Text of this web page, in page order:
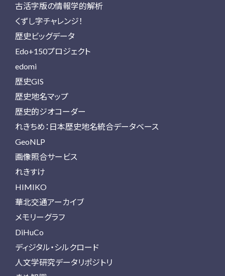
古活字版の情報学的解析
くずし字チャレンジ！
歴史ビッグデータ
Edo+150プロジェクト
edomi
歴史GIS
歴史地名マップ
歴史的ジオコーダー
れきちめ：日本歴史地名統合データベース
GeoNLP
画像照合サービス
れきすけ
HIMIKO
華北交通アーカイブ
メモリーグラフ
DiHuCo
ディジタル・シルクロード
人文学研究データリポジトリ